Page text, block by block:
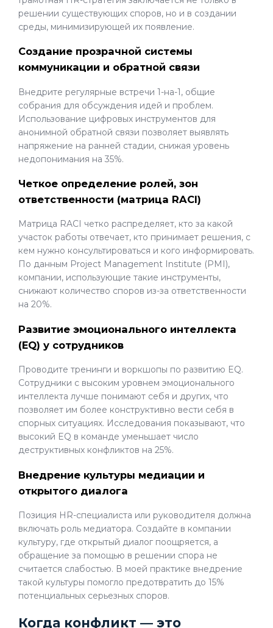
решении существующих споров, но и в создании
среды, минимизирующей их появление.
Создание прозрачной системы
коммуникации и обратной связи
Внедрите регулярные встречи 1-на-1, общие
собрания для обсуждения идей и проблем.
Использование цифровых инструментов для
анонимной обратной связи позволяет выявлять
напряжение на ранней стадии, снижая уровень
недопонимания на 35%.
Четкое определение ролей, зон
ответственности (матрица RACI)
Матрица RACI четко распределяет, кто за какой
участок работы отвечает, кто принимает решения, с
кем нужно консультироваться и кого информировать.
По данным Project Management Institute (PMI),
компании, использующие такие инструменты,
снижают количество споров из-за ответственности
на 20%.
Развитие эмоционального интеллекта
(EQ) у сотрудников
Проводите тренинги и воркшопы по развитию EQ.
Сотрудники с высоким уровнем эмоционального
интеллекта лучше понимают себя и других, что
позволяет им более конструктивно вести себя в
спорных ситуациях. Исследования показывают, что
высокий EQ в команде уменьшает число
деструктивных конфликтов на 25%.
Внедрение культуры медиации и
открытого диалога
Позиция HR-специалиста или руководителя должна
включать роль медиатора. Создайте в компании
культуру, где открытый диалог поощряется, а
обращение за помощью в решении спора не
считается слабостью. В моей практике внедрение
такой культуры помогло предотвратить до 15%
потенциальных серьезных споров.
Когда конфликт — это